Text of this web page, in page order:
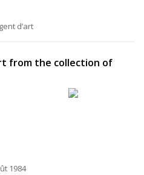
d’art
from the collection of
1984